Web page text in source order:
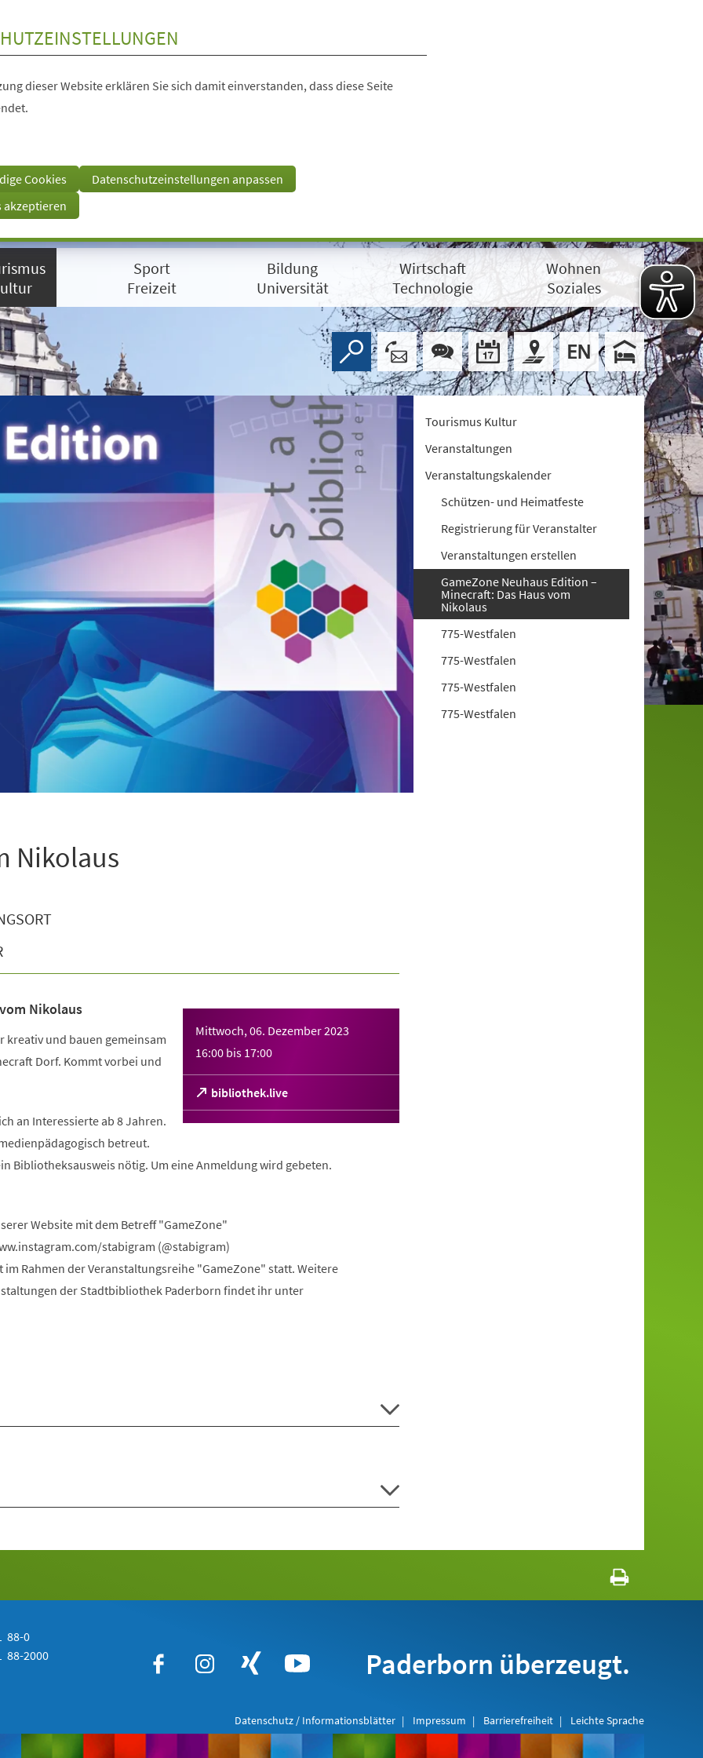
dieser Website erklären Sie sich damit einverstanden, dass diese Seite
Cookies
Datenschutzeinstellungen anpassen
akzeptieren
Sport
Freizeit
Bildung
Universität
Wirtschaft
Technologie
Wohnen
Soziales
Nikolaus
Mittwoch, 06. Dezember 2023
16:00 bis 17:00
bibliothek.live
(Öffnet
in
einem
Nikolaus
kreativ und bauen gemeinsam
Dorf. Kommt vorbei und
an Interessierte ab 8 Jahren.
betreut.
Bibliotheksausweis nötig. Um eine Anmeldung wird gebeten.
Website mit dem Betreff "GameZone"
stabigram (@stabigram)
Rahmen der Veranstaltungsreihe "GameZone" statt. Weitere
der Stadtbibliothek Paderborn findet ihr unter
Tourismus Kultur
Veranstaltungen
Veranstaltungskalender
Schützen- und Heimatfeste
Registrierung für Veranstalter
Veranstaltungen erstellen
GameZone Neuhaus Edition –
Minecraft: Das Haus vom
Nikolaus
775-Westfalen
775-Westfalen
775-Westfalen
775-Westfalen
88-0
88-2000
Paderborn überzeugt.
Datenschutz / Informationsblätter Impressum Barrierefreiheit Leichte Sprache